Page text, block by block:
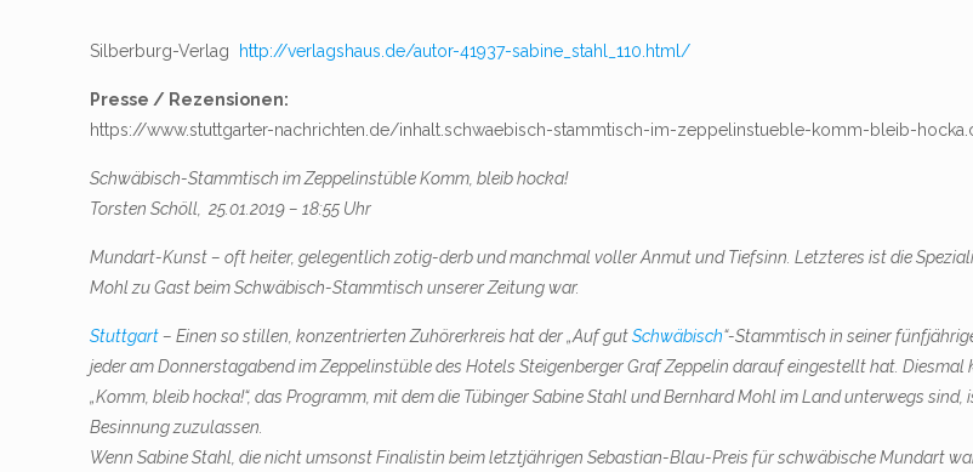
Silberburg-Verlag http://verlagshaus.de/autor-41937-sabine_stahl_110.html/
Presse / Rezensionen:
https://www.stuttgarter-nachrichten.de/inhalt.schwaebisch-stammtisch-im-zeppelinstueble-komm-bleib-
Schwäbisch-Stammtisch im ZeppelinstübleKomm, bleib hocka!
Torsten Schöll, 25.01.2019 – 18:55 Uhr
Mundart-Kunst – oft heiter, gelegentlich zotig-derb und manchmal voller Anmut und Tiefsinn. Letzteres ist die
Mohl zu Gast beim Schwäbisch-Stammtisch unserer Zeitung war.
Stuttgart– Einen so stillen, konzentrierten Zuhörerkreis hat der „Auf gutSchwäbisch“-Stammtisch in seiner
jeder am Donnerstagabend im Zeppelinstüble des Hotels Steigenberger Graf Zeppelin darauf eingestellt hat.
„Komm, bleib hocka!“, das ­Programm, mit dem die Tübinger Sabine Stahl und Bernhard Mohl im Land unterwegs
Besinnung zuzulassen.
Wenn Sabine Stahl, die nicht umsonst ­Finalistin beim letztjährigen Sebastian-Blau-Preis für schwäbische Mundart